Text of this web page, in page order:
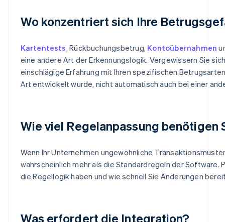
Wo konzentriert sich Ihre
Kartentests, Rückbuchungsbetrug, Kontoübernahmen
eine andere Art der Erkennungslogik. Vergewissern Sie
einschlägige Erfahrung mit Ihren spezifischen
Art entwickelt wurde, nicht automatisch auch bei einer
Wie viel Regelanpassung benötigen
Wenn Ihr Unternehmen ungewöhnliche
wahrscheinlich mehr als die Standardregeln der Software.
die Regellogik haben und wie schnell Sie Änderungen
Was erfordert die Integration?